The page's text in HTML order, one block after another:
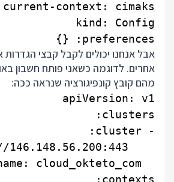
preferences: {}
אבל אנחנו יכולים לקבל קבצי
אחרים. לדוגמה כשאני פותח חשבון
מהם קובץ קונפיגורציה שנראה ככה: